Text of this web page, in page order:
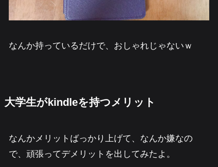
なんか持っているだけで、おしゃれじゃないｗ
大学生がkindleを持つメリット
なんかメリットばっかり上げて、なんか嫌なの
で、頑張ってデメリットを出してみたよ。